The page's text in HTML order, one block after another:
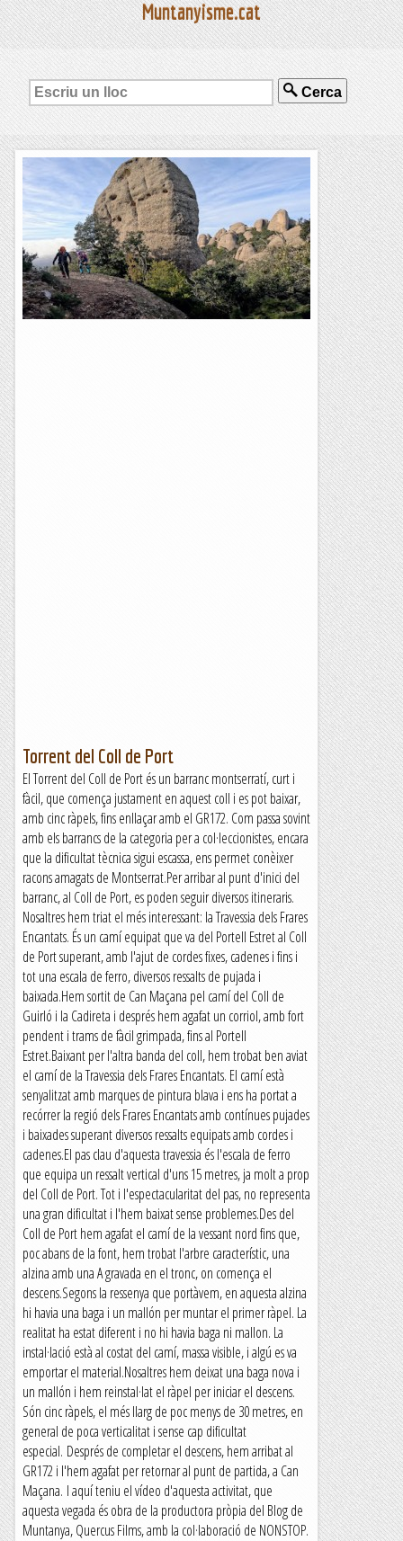
Muntanyisme.cat
Cerca
Torrent del Coll de Port
El Torrent del Coll de Port és un barranc montserratí, curt i
fàcil, que comença justament en aquest coll i es pot baixar,
amb cinc ràpels, fins enllaçar amb el GR172. Com passa sovint
amb els barrancs de la categoria per a col·leccionistes, encara
que la dificultat tècnica sigui escassa, ens permet conèixer
racons amagats de Montserrat.Per arribar al punt d'inici del
barranc, al Coll de Port, es poden seguir diversos itineraris.
Nosaltres hem triat el més interessant: la Travessia dels Frares
Encantats. És un camí equipat que va del Portell Estret al Coll
de Port superant, amb l'ajut de cordes fixes, cadenes i fins i
tot una escala de ferro, diversos ressalts de pujada i
baixada.Hem sortit de Can Maçana pel camí del Coll de
Guirló i la Cadireta i després hem agafat un corriol, amb fort
pendent i trams de fàcil grimpada, fins al Portell
Estret.Baixant per l'altra banda del coll, hem trobat ben aviat
el camí de la Travessia dels Frares Encantats. El camí està
senyalitzat amb marques de pintura blava i ens ha portat a
recórrer la regió dels Frares Encantats amb contínues pujades
i baixades superant diversos ressalts equipats amb cordes i
cadenes.El pas clau d'aquesta travessia és l'escala de ferro
que equipa un ressalt vertical d'uns 15 metres, ja molt a prop
del Coll de Port. Tot i l'espectacularitat del pas, no representa
una gran dificultat i l'hem baixat sense problemes.Des del
Coll de Port hem agafat el camí de la vessant nord fins que,
poc abans de la font, hem trobat l'arbre característic, una
alzina amb una A gravada en el tronc, on comença el
descens.Segons la ressenya que portàvem, en aquesta alzina
hi havia una baga i un mallón per muntar el primer ràpel. La
realitat ha estat diferent i no hi havia baga ni mallon. La
instal·lació està al costat del camí, massa visible, i algú es va
emportar el material.Nosaltres hem deixat una baga nova i
un mallón i hem reinstal·lat el ràpel per iniciar el descens.
Són cinc ràpels, el més llarg de poc menys de 30 metres, en
general de poca verticalitat i sense cap dificultat
especial. Després de completar el descens, hem arribat al
GR172 i l'hem agafat per retornar al punt de partida, a Can
Maçana. I aquí teniu el vídeo d'aquesta activitat, que
aquesta vegada és obra de la productora pròpia del Blog de
Muntanya, Quercus Films, amb la col·laboració de NONSTOP.